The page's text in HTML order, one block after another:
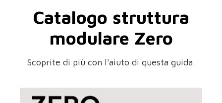
Catalogo struttura
modulare Zero
Scoprite di più con l'aiuto di questa guida.